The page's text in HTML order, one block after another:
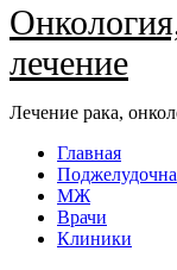
лечение
Лечение рака,
Главная
МЖ
Врачи
Клиники